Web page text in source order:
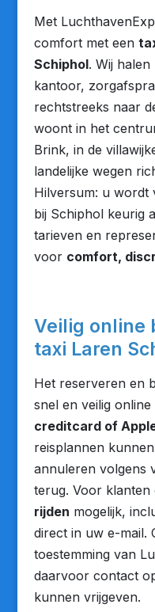
Met
comfort met een
Schiphol. Wij
kantoor,
rechtstreeks naar
woont in het
Brink, in de
landelijke wegen
Hilversum: u wordt
bij Schiphol keurig
tarieven en
voor comfort,
Veilig online
taxi Laren
Het reserveren en
snel en veilig online
creditcard of
reisplannen
annuleren volgens
terug. Voor klanten
rijden mogelijk,
direct in uw e-mail.
toestemming van
daarvoor contact
kunnen vrijgeven.